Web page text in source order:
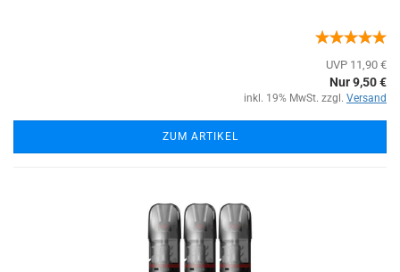
UVP 11,90 €
Nur 9,50 €
inkl. 19% MwSt. zzgl. Versand
ZUM ARTIKEL